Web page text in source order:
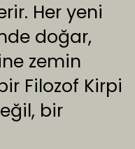
Her yeni
doğar,
zemin
Filozof Kirpi
bir